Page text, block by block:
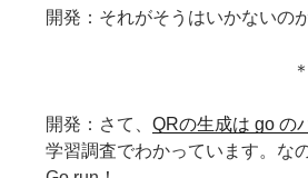
開発：それがそうはいかないの
開発：さて、 QRの生成は go の
学習調査でわかっています。な